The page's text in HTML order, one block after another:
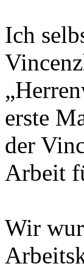
Ich
erste
der
Arbeit
Wir